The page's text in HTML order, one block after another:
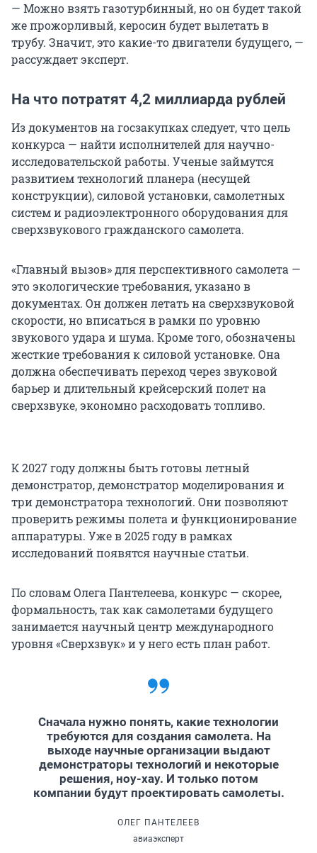
— Можно взять газотурбинный, но он будет такой
же прожорливый, керосин будет вылетать в
трубу. Значит, это какие-то двигатели будущего, —
рассуждает эксперт.
На что потратят 4,2 миллиарда рублей
Из документов на госзакупках следует, что цель
конкурса — найти исполнителей для научно-
исследовательской работы. Ученые займутся
развитием технологий планера (несущей
конструкции), силовой установки, самолетных
систем и радиоэлектронного оборудования для
сверхзвукового гражданского самолета.
«Главный вызов» для перспективного самолета —
это экологические требования, указано в
документах. Он должен летать на сверхзвуковой
скорости, но вписаться в рамки по уровню
звукового удара и шума. Кроме того, обозначены
жесткие требования к силовой установке. Она
должна обеспечивать переход через звуковой
барьер и длительный крейсерский полет на
сверхзвуке, экономно расходовать топливо.
К 2027 году должны быть готовы летный
демонстратор, демонстратор моделирования и
три демонстратора технологий. Они позволяют
проверить режимы полета и функционирование
аппаратуры. Уже в 2025 году в рамках
исследований появятся научные статьи.
По словам Олега Пантелеева, конкурс — скорее,
формальность, так как самолетами будущего
занимается научный центр международного
уровня «Сверхзвук» и у него есть план работ.
Сначала нужно понять, какие технологии
требуются для создания самолета. На
выходе научные организации выдают
демонстраторы технологий и некоторые
решения, ноу-хау. И только потом
компании будут проектировать самолеты.
ОЛЕГ ПАНТЕЛЕЕВ
авиаэксперт